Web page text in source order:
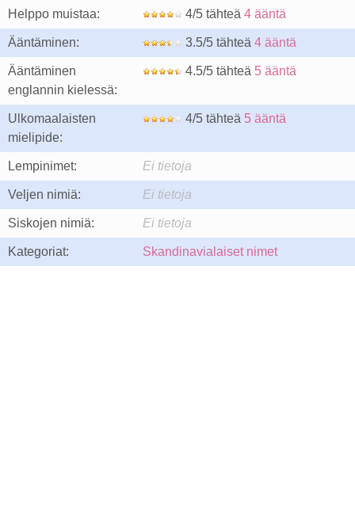
Helppo muistaa: 4/5 tähteä 4 ääntä
Ääntäminen: 3.5/5 tähteä 4 ääntä
Ääntäminen
englannin kielessä:
4.5/5 tähteä 5 ääntä
Ulkomaalaisten
mielipide:
4/5 tähteä 5 ääntä
Lempinimet: Ei tietoja
Veljen nimiä: Ei tietoja
Siskojen nimiä: Ei tietoja
Kategoriat: Skandinavialaiset nimet